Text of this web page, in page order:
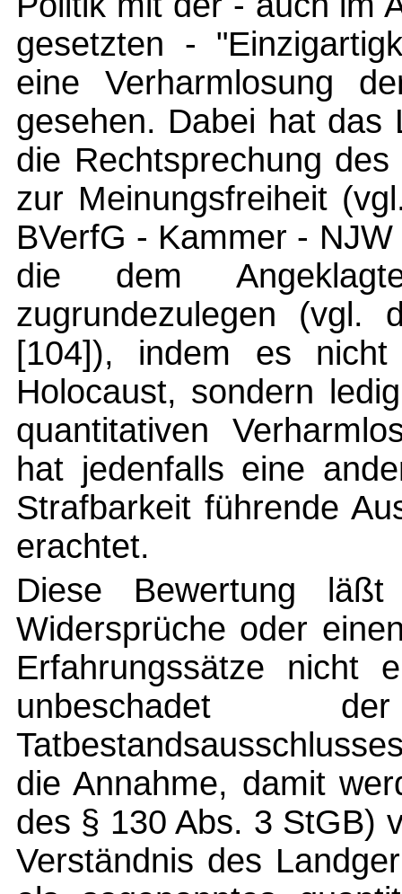
gesetzten -
eine Verharmlosung
gesehen. Dabei hat das
die Rechtsprechung
zur Meinungsfreiheit
BVerfG - Kammer -
die dem
zugrundezulegen
[104]), indem es
Holocaust, sondern
quantitativen
hat jedenfalls eine
Strafbarkeit führende
erachtet.
Diese Bewertung
Widersprüche oder
Erfahrungssätze nicht
unbeschadet
die Annahme, damit
des § 130 Abs. 3 StGB)
Verständnis des